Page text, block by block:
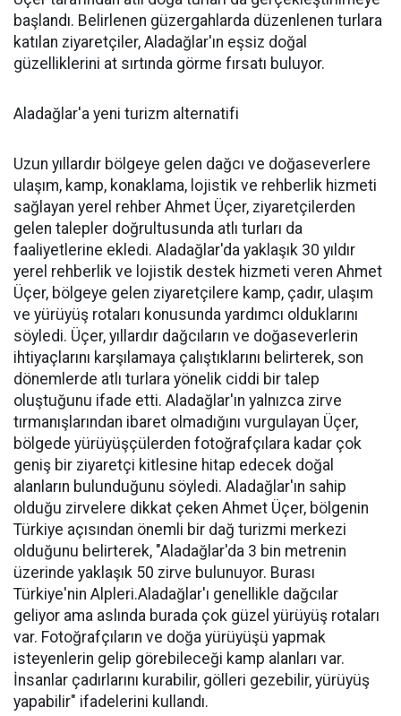
başlandı. Belirlenen güzergahlarda düzenlenen turlara
katılan ziyaretçiler, Aladağlar'ın eşsiz doğal
güzelliklerini at sırtında görme fırsatı buluyor.
Aladağlar'a yeni turizm alternatifi
Uzun yıllardır bölgeye gelen dağcı ve doğaseverlere
ulaşım, kamp, konaklama, lojistik ve rehberlik hizmeti
sağlayan yerel rehber Ahmet Üçer, ziyaretçilerden
gelen talepler doğrultusunda atlı turları da
faaliyetlerine ekledi. Aladağlar'da yaklaşık 30 yıldır
yerel rehberlik ve lojistik destek hizmeti veren Ahmet
Üçer, bölgeye gelen ziyaretçilere kamp, çadır, ulaşım
ve yürüyüş rotaları konusunda yardımcı olduklarını
söyledi. Üçer, yıllardır dağcıların ve doğaseverlerin
ihtiyaçlarını karşılamaya çalıştıklarını belirterek, son
dönemlerde atlı turlara yönelik ciddi bir talep
oluştuğunu ifade etti. Aladağlar'ın yalnızca zirve
tırmanışlarından ibaret olmadığını vurgulayan Üçer,
bölgede yürüyüşçülerden fotoğrafçılara kadar çok
geniş bir ziyaretçi kitlesine hitap edecek doğal
alanların bulunduğunu söyledi. Aladağlar'ın sahip
olduğu zirvelere dikkat çeken Ahmet Üçer, bölgenin
Türkiye açısından önemli bir dağ turizmi merkezi
olduğunu belirterek, "Aladağlar'da 3 bin metrenin
üzerinde yaklaşık 50 zirve bulunuyor. Burası
Türkiye'nin Alpleri.Aladağlar'ı genellikle dağcılar
geliyor ama aslında burada çok güzel yürüyüş rotaları
var. Fotoğrafçıların ve doğa yürüyüşü yapmak
isteyenlerin gelip görebileceği kamp alanları var.
İnsanlar çadırlarını kurabilir, gölleri gezebilir, yürüyüş
yapabilir" ifadelerini kullandı.